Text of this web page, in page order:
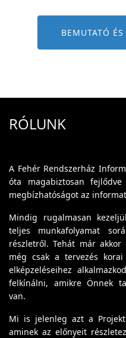
BEMUTATÓ
RÓLUNK
A Fehér Rendszerház
óta magabiztosan
megbízhatóságot az
Mindig rugalmasan
teljes munkafolyamat
részletről. Tehát már
még csak a tervezés
elképzeléseihez
felkínálni, amikre Önnek
van.
Mi is jelenleg azt a
aminek az előnyeit